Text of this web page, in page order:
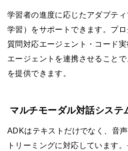
学習者の進度に応じたアダプテ
学習）をサポートできます。プロ
質問対応エージェント・コード
エージェントを連携させること
を提供できます。
マルチモーダル対話システ
ADKはテキストだけでなく、音
トリーミングに対応しています